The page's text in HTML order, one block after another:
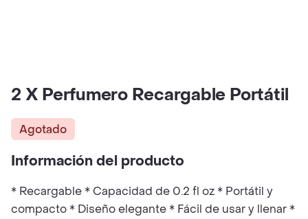
2 X Perfumero Recargable Portátil
Agotado
Información del producto
* Recargable * Capacidad de 0.2 fl oz * Portátil y
compacto * Diseño elegante * Fácil de usar y llenar *